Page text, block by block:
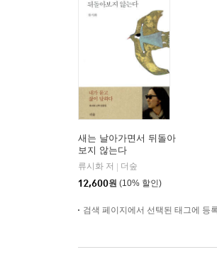
새는 날아가면서 뒤돌아
보지 않는다
류시화 저
더숲
12,600원 (10% 할인)
검색 페이지에서 선택된 태그에 등